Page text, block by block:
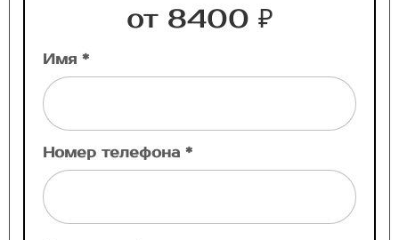
от 8400 ₽
Имя *
Номер телефона *